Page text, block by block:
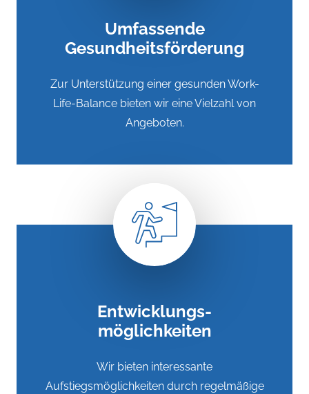
Umfassende
Gesundheitsförderung
Zur Unterstützung einer gesunden Work-
Life-Balance bieten wir eine Vielzahl von
Angeboten.
Entwicklungs-
möglichkeiten
Wir bieten interessante
Aufstiegsmöglichkeiten durch regelmäßige